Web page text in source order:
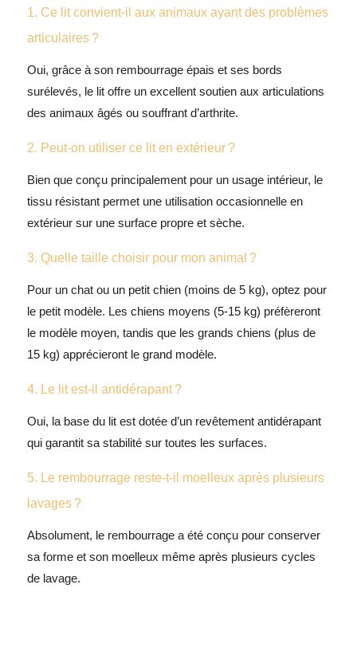
1. Ce lit convient-il aux animaux ayant des problèmes
articulaires ?
Oui, grâce à son rembourrage épais et ses bords
surélevés, le lit offre un excellent soutien aux articulations
des animaux âgés ou souffrant d’arthrite.
2. Peut-on utiliser ce lit en extérieur ?
Bien que conçu principalement pour un usage intérieur, le
tissu résistant permet une utilisation occasionnelle en
extérieur sur une surface propre et sèche.
3. Quelle taille choisir pour mon animal ?
Pour un chat ou un petit chien (moins de 5 kg), optez pour
le petit modèle. Les chiens moyens (5-15 kg) préfèreront
le modèle moyen, tandis que les grands chiens (plus de
15 kg) apprécieront le grand modèle.
4. Le lit est-il antidérapant ?
Oui, la base du lit est dotée d’un revêtement antidérapant
qui garantit sa stabilité sur toutes les surfaces.
5. Le rembourrage reste-t-il moelleux après plusieurs
lavages ?
Absolument, le rembourrage a été conçu pour conserver
sa forme et son moelleux même après plusieurs cycles
de lavage.